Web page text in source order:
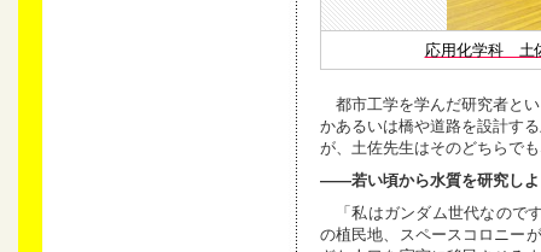
応用化学科 土
都市工学を学んだ研究者と
かあるいは橋や道路を設計す
が、土佐先生はそのどちらで
——若い頃から水質を研究しよ
「私はガンダム世代なので
の植民地、スペースコロニー